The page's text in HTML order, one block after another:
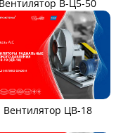
Вентилятор В-Ц5-50
Вентилятор ЦВ-18